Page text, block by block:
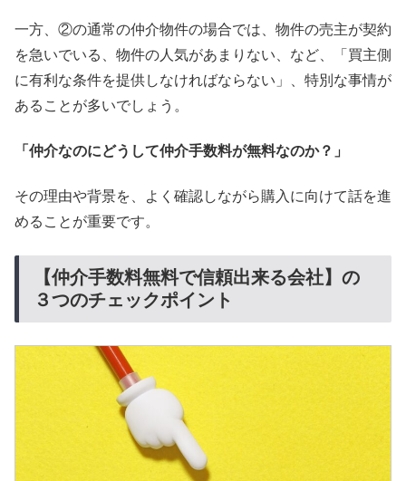
一方、②の通常の仲介物件の場合では、物件の売主が契約
を急いでいる、物件の人気があまりない、など、「買主側
に有利な条件を提供しなければならない」、特別な事情が
あることが多いでしょう。
「仲介なのにどうして仲介手数料が無料なのか？」
その理由や背景を、よく確認しながら購入に向けて話を進
めることが重要です。
【仲介手数料無料で信頼出来る会社】の
３つのチェックポイント